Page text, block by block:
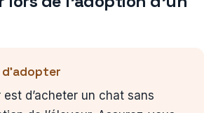
d’acheter un chat sans